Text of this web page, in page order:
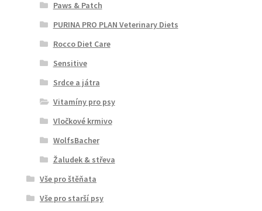
Paws & Patch
PURINA PRO PLAN Veterinary Diets
Rocco Diet Care
Sensitive
Srdce a játra
Vitamíny pro psy
Vločkové krmivo
WolfsBacher
Žaludek & střeva
Vše pro štěňata
Vše pro starší psy